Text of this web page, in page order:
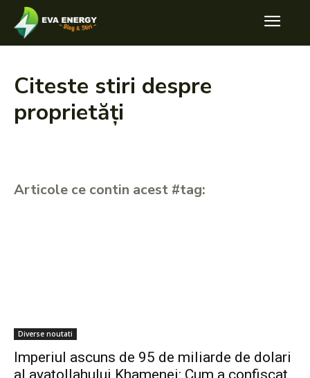
Citeste stiri despre
proprietăți
Articole ce contin acest #tag:
Diverse noutati
Imperiul ascuns de 95 de miliarde de dolari
al ayatollahului Khamenei: Cum a confiscat